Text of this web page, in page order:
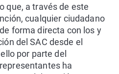
que, a través de este
cualquier ciudadano
forma directa con los y
del SAC desde el
por parte del
ha